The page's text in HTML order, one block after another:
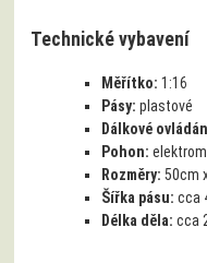
Technické vybavení
Měřítko:1:16
Pásy:plastové
Dálkové
Pohon:
Rozměry:50cm
Šířka pásu:cca
Délka děla:cca